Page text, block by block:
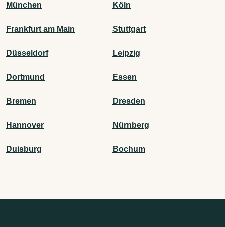
München Köln
Frankfurt am Main Stuttgart
Düsseldorf Leipzig
Dortmund Essen
Bremen Dresden
Hannover Nürnberg
Duisburg Bochum